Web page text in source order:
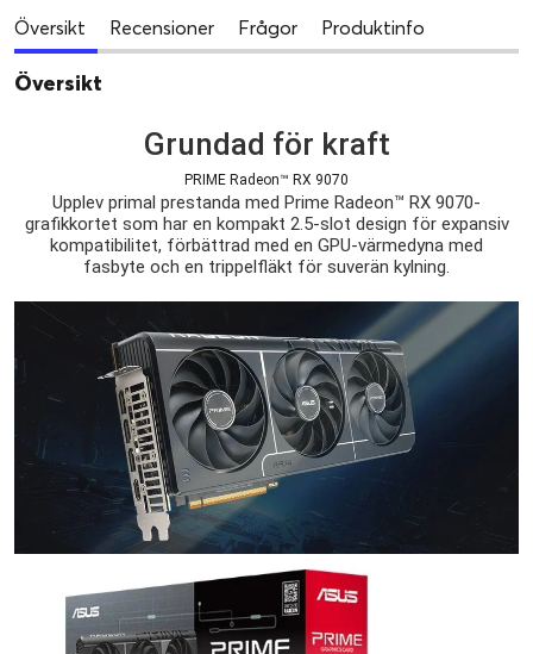
Översikt Recensioner Frågor Produktinfo
Översikt
Grundad för kraft
PRIME Radeon™ RX 9070
Upplev primal prestanda med Prime Radeon™ RX 9070-
grafikkortet som har en kompakt 2.5-slot design för expansiv
kompatibilitet, förbättrad med en GPU-värmedyna med
fasbyte och en trippelfläkt för suverän kylning.